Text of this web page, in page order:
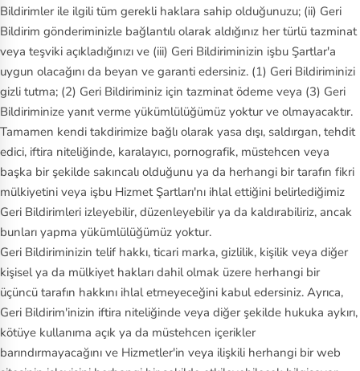
Bildirimler ile ilgili tüm gerekli haklara sahip olduğunuzu; (ii) Geri
Bildirim gönderiminizle bağlantılı olarak aldığınız her türlü tazminat
veya teşviki açıkladığınızı ve (iii) Geri Bildiriminizin işbu Şartlar'a
uygun olacağını da beyan ve garanti edersiniz. (1) Geri Bildiriminizi
gizli tutma; (2) Geri Bildiriminiz için tazminat ödeme veya (3) Geri
Bildiriminize yanıt verme yükümlülüğümüz yoktur ve olmayacaktır.
Tamamen kendi takdirimize bağlı olarak yasa dışı, saldırgan, tehdit
edici, iftira niteliğinde, karalayıcı, pornografik, müstehcen veya
başka bir şekilde sakıncalı olduğunu ya da herhangi bir tarafın fikri
mülkiyetini veya işbu Hizmet Şartları'nı ihlal ettiğini belirlediğimiz
Geri Bildirimleri izleyebilir, düzenleyebilir ya da kaldırabiliriz, ancak
bunları yapma yükümlülüğümüz yoktur.
Geri Bildiriminizin telif hakkı, ticari marka, gizlilik, kişilik veya diğer
kişisel ya da mülkiyet hakları dahil olmak üzere herhangi bir
üçüncü tarafın hakkını ihlal etmeyeceğini kabul edersiniz. Ayrıca,
Geri Bildirim'inizin iftira niteliğinde veya diğer şekilde hukuka aykırı,
kötüye kullanıma açık ya da müstehcen içerikler
barındırmayacağını ve Hizmetler'in veya ilişkili herhangi bir web